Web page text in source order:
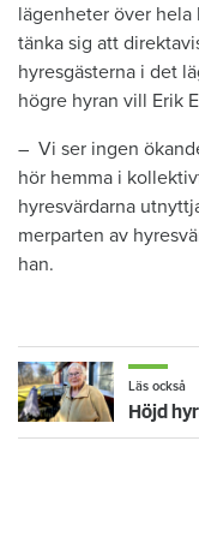
lägenheter över
tänka sig att
hyresgästerna i det
högre hyran vill Erik
– Vi ser ingen
hör hemma i
hyresvärdarna
merparten av
han.
Läs också